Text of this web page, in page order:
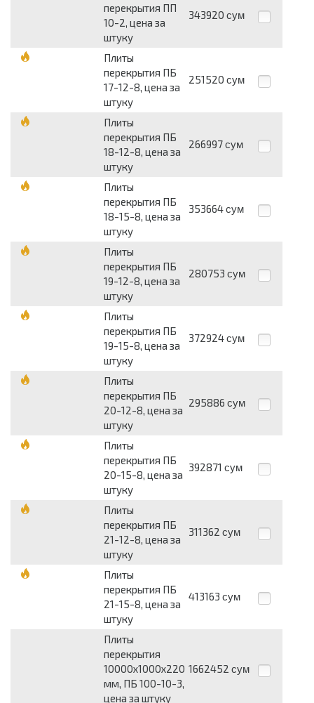
перекрытия ПП
10-2, цена за
штуку
343920 сум
Плиты
перекрытия ПБ
17-12-8, цена за
штуку
251520 сум
Плиты
перекрытия ПБ
18-12-8, цена за
штуку
266997 сум
Плиты
перекрытия ПБ
18-15-8, цена за
штуку
353664 сум
Плиты
перекрытия ПБ
19-12-8, цена за
штуку
280753 сум
Плиты
перекрытия ПБ
19-15-8, цена за
штуку
372924 сум
Плиты
перекрытия ПБ
20-12-8, цена за
штуку
295886 сум
Плиты
перекрытия ПБ
20-15-8, цена за
штуку
392871 сум
Плиты
перекрытия ПБ
21-12-8, цена за
штуку
311362 сум
Плиты
перекрытия ПБ
21-15-8, цена за
штуку
413163 сум
Плиты
перекрытия
10000х1000х220
мм, ПБ 100-10-3,
цена за штуку
1662452 сум